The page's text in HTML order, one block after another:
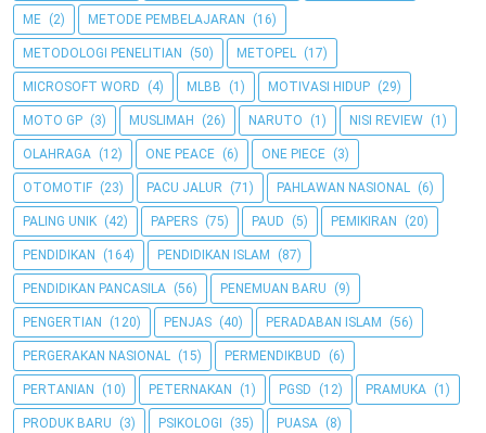
ME (2) METODE PEMBELAJARAN (16)
METODOLOGI PENELITIAN (50) METOPEL (17)
MICROSOFT WORD (4) MLBB (1) MOTIVASI HIDUP (29)
MOTO GP (3) MUSLIMAH (26) NARUTO (1) NISI REVIEW (1)
OLAHRAGA (12) ONE PEACE (6) ONE PIECE (3)
OTOMOTIF (23) PACU JALUR (71) PAHLAWAN NASIONAL (6)
PALING UNIK (42) PAPERS (75) PAUD (5) PEMIKIRAN (20)
PENDIDIKAN (164) PENDIDIKAN ISLAM (87)
PENDIDIKAN PANCASILA (56) PENEMUAN BARU (9)
PENGERTIAN (120) PENJAS (40) PERADABAN ISLAM (56)
PERGERAKAN NASIONAL (15) PERMENDIKBUD (6)
PERTANIAN (10) PETERNAKAN (1) PGSD (12) PRAMUKA (1)
PRODUK BARU (3) PSIKOLOGI (35) PUASA (8)